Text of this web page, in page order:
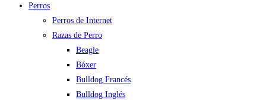
Perros
Perros de Internet
Razas de Perro
Beagle
Bóxer
Bulldog Francés
Bulldog Inglés